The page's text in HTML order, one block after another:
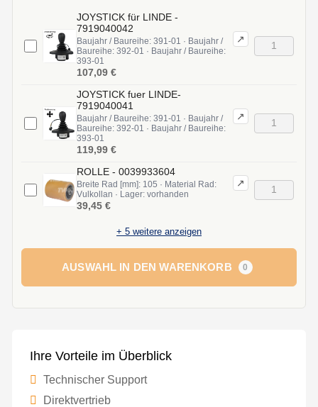
JOYSTICK für LINDE -
7919040042
Baujahr / Baureihe: 391-01 · Baujahr /
Baureihe: 392-01 · Baujahr / Baureihe:
393-01
↗
107,09 €
JOYSTICK fuer LINDE-
7919040041
Baujahr / Baureihe: 391-01 · Baujahr /
Baureihe: 392-01 · Baujahr / Baureihe:
393-01
↗
119,99 €
ROLLE - 0039933604
Breite Rad [mm]: 105 · Material Rad:
Vulkollan · Lager: vorhanden
↗
39,45 €
+ 5 weitere anzeigen
AUSWAHL IN DEN WARENKORB 0
Ihre Vorteile im Überblick
Technischer Support
Direktvertrieb